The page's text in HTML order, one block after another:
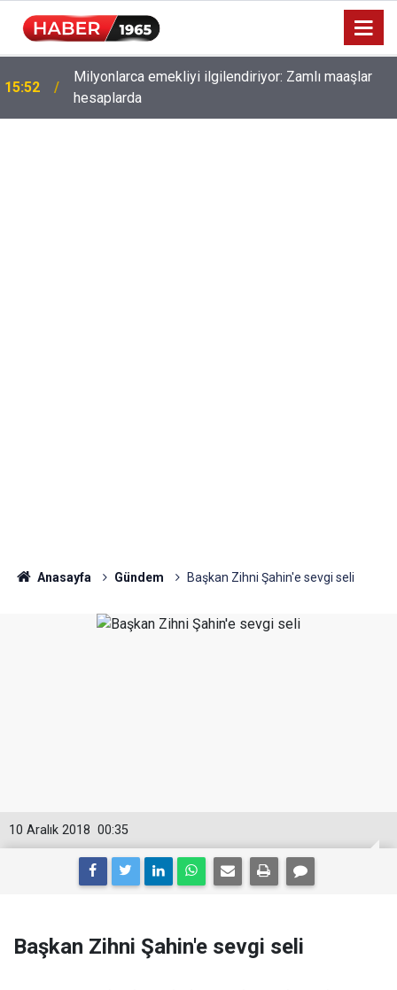
15:52
Milyonlarca emekliyi ilgilendiriyor: Zamlı maaşlar
hesaplarda
Anasayfa Gündem Başkan Zihni Şahin'e sevgi seli
00:35
10 Aralık 2018
Başkan Zihni Şahin'e sevgi seli